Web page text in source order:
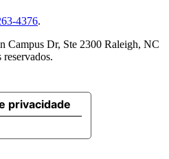
4376.
Campus Dr, Ste 2300 Raleigh, NC
privacidade